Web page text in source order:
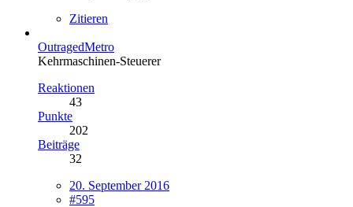
Zitieren
OutragedMetro
Kehrmaschinen-Steuerer
Reaktionen
43
Punkte
202
Beiträge
32
20. September 2016
#595